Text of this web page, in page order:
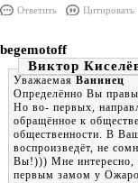
Ответить Цитировать
begemotoff
Виктор
Уважаемая Ванинец
Определённо Вы
Но во- первых,
обращённое к
общественности. В
воспроизведёт, не
Вы!))) Мне интересно,
первым замом у